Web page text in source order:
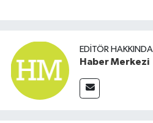
EDITÖR HAKKINDA
Haber Merkezi